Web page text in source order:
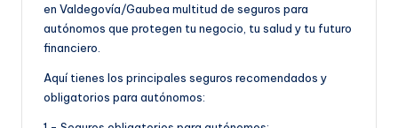
en Valdegovía/Gaubea multitud de seguros para
autónomos que protegen tu negocio, tu salud y tu futuro
financiero.
Aquí tienes los principales seguros recomendados y
obligatorios para autónomos: